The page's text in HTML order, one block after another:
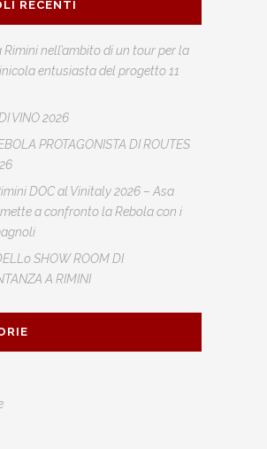
RECENTI
Rimini nell’ambito di un tour per la
entusiasta del progetto 11
VINO 2026
PROTAGONISTA DI ROUTES
DOC al Vinitaly 2026 – Asa
a confronto la Rebola con i
SHOW ROOM DI
A RIMINI